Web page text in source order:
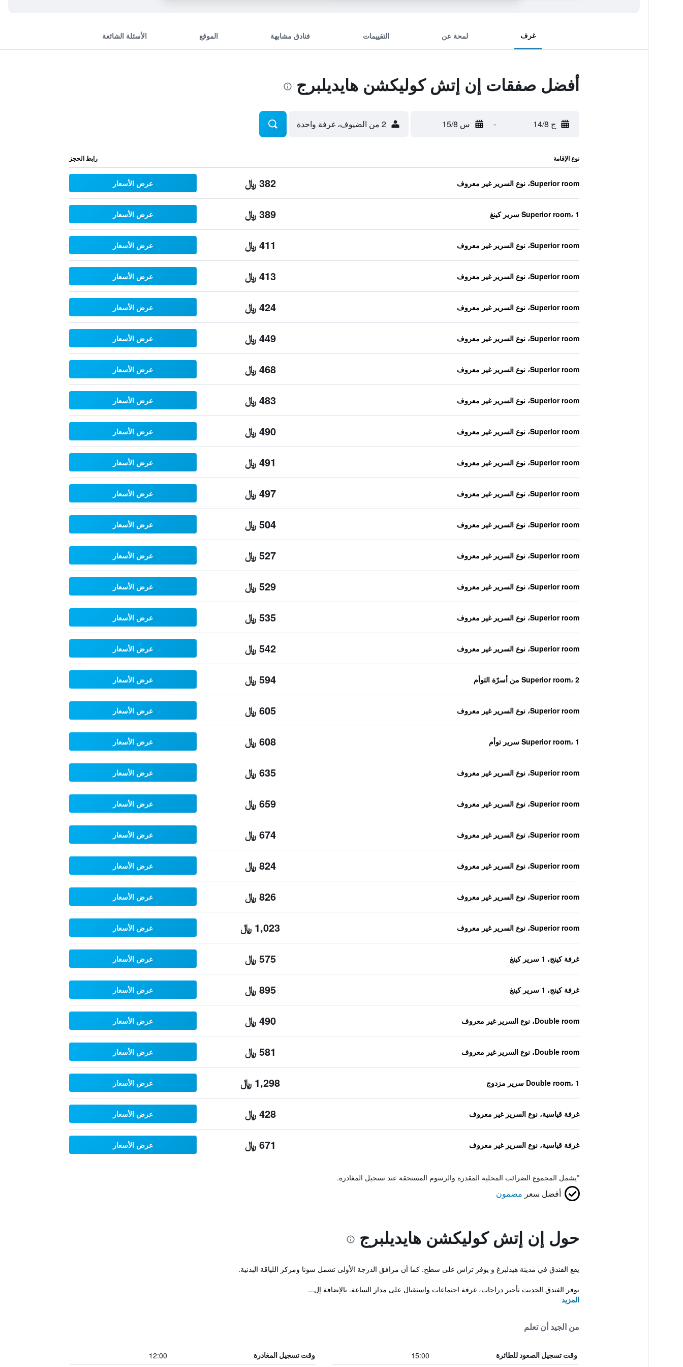
غرف لمحة عن التقييمات فنادق مشابهة الموقع الأسئلة الشائعة
أفضل صفقات إن إتش كوليكشن هايديلبرج
ج 14/8 - س 15/8 2 من الضيوف، غرفة واحدة
نوع الإقامة رابط الحجز
Superior room، نوع السرير غير معروف 382 ﷼ عرض الأسعار
Superior room، 1 سرير كينغ 389 ﷼ عرض الأسعار
Superior room، نوع السرير غير معروف 411 ﷼ عرض الأسعار
Superior room، نوع السرير غير معروف 413 ﷼ عرض الأسعار
Superior room، نوع السرير غير معروف 424 ﷼ عرض الأسعار
Superior room، نوع السرير غير معروف 449 ﷼ عرض الأسعار
Superior room، نوع السرير غير معروف 468 ﷼ عرض الأسعار
Superior room، نوع السرير غير معروف 483 ﷼ عرض الأسعار
Superior room، نوع السرير غير معروف 490 ﷼ عرض الأسعار
Superior room، نوع السرير غير معروف 491 ﷼ عرض الأسعار
Superior room، نوع السرير غير معروف 497 ﷼ عرض الأسعار
Superior room، نوع السرير غير معروف 504 ﷼ عرض الأسعار
Superior room، نوع السرير غير معروف 527 ﷼ عرض الأسعار
Superior room، نوع السرير غير معروف 529 ﷼ عرض الأسعار
Superior room، نوع السرير غير معروف 535 ﷼ عرض الأسعار
Superior room، نوع السرير غير معروف 542 ﷼ عرض الأسعار
Superior room، 2 من أسرّة التوأم 594 ﷼ عرض الأسعار
Superior room، نوع السرير غير معروف 605 ﷼ عرض الأسعار
Superior room، 1 سرير توأم 608 ﷼ عرض الأسعار
Superior room، نوع السرير غير معروف 635 ﷼ عرض الأسعار
Superior room، نوع السرير غير معروف 659 ﷼ عرض الأسعار
Superior room، نوع السرير غير معروف 674 ﷼ عرض الأسعار
Superior room، نوع السرير غير معروف 824 ﷼ عرض الأسعار
Superior room، نوع السرير غير معروف 826 ﷼ عرض الأسعار
Superior room، نوع السرير غير معروف 1,023 ﷼ عرض الأسعار
غرفة كينج، 1 سرير كينغ 575 ﷼ عرض الأسعار
غرفة كينج، 1 سرير كينغ 895 ﷼ عرض الأسعار
Double room، نوع السرير غير معروف 490 ﷼ عرض الأسعار
Double room، نوع السرير غير معروف 581 ﷼ عرض الأسعار
Double room، 1 سرير مزدوج 1,298 ﷼ عرض الأسعار
غرفة قياسية، نوع السرير غير معروف 428 ﷼ عرض الأسعار
غرفة قياسية، نوع السرير غير معروف 671 ﷼ عرض الأسعار
*يشمل المجموع الضرائب المحلية المقدرة والرسوم المستحقة عند تسجيل المغادرة.
أفضل سعر مضمون
حول إن إتش كوليكشن هايديلبرج
يقع الفندق في مدينة هيدلبرغ و يوفر تراس على سطح. كما أن مرافق الدرجة الأولى تشمل سونا ومركز اللياقة البدنية.
يوفر الفندق الحديث تأجير دراجات، غرفة اجتماعات واستقبال على مدار الساعة. بالإضافة إل...
المزيد
من الجيد أن تعلم
وقت تسجيل الصعود للطائرة 15:00 وقت تسجيل المغادرة
12:00